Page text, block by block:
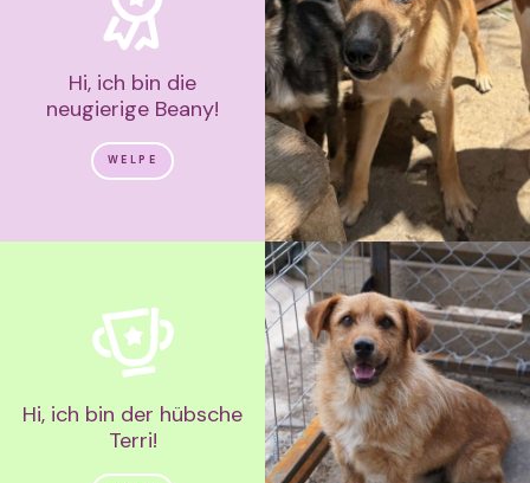
Hi, ich bin die
neugierige Beany!
WELPE
Hi, ich bin der hübsche
Terri!